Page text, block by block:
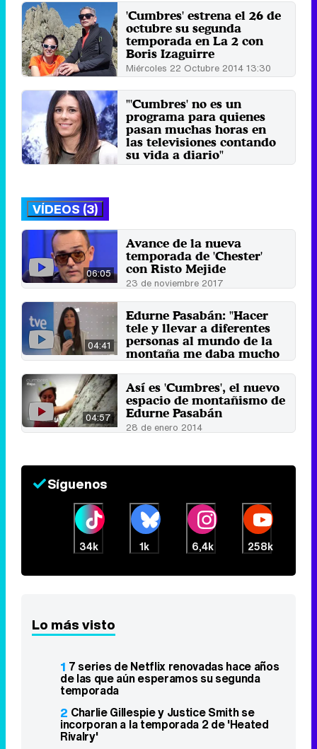
'Cumbres' estrena el 26 de
octubre su segunda
temporada en La 2 con
Boris Izaguirre
Miércoles 22 Octubre 2014 13:30
"'Cumbres' no es un
programa para quienes
pasan muchas horas en
las televisiones contando
su vida a diario"
Martes 28 Enero 2014 16:05
VÍDEOS (3)
06:05
Avance de la nueva
temporada de 'Chester'
con Risto Mejide
23 de noviembre 2017
04:41
Edurne Pasabán: "Hacer
tele y llevar a diferentes
personas al mundo de la
montaña me daba mucho
2 de febrero 2014
04:57
Así es 'Cumbres', el nuevo
espacio de montañismo de
Edurne Pasabán
28 de enero 2014
Síguenos
34k 1k 6,4k 258k
Lo más visto
1 7 series de Netflix renovadas hace años
de las que aún esperamos su segunda
temporada
2 Charlie Gillespie y Justice Smith se
incorporan a la temporada 2 de 'Heated
Rivalry'